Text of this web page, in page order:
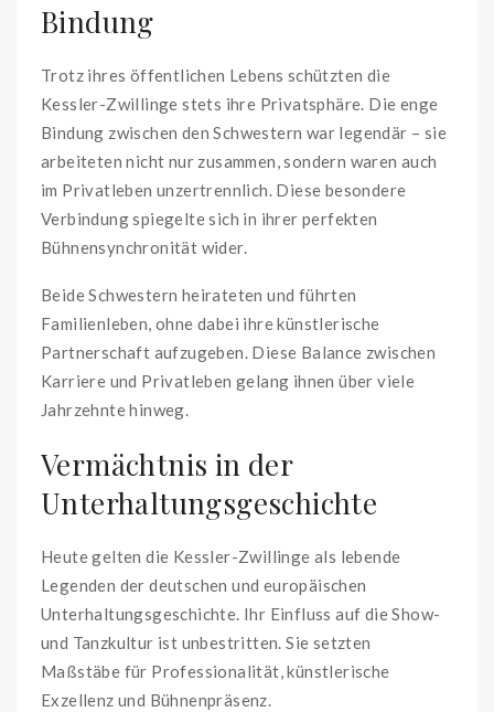
Bindung
Trotz ihres öffentlichen Lebens schützten die
Kessler-Zwillinge stets ihre Privatsphäre. Die enge
Bindung zwischen den Schwestern war legendär – sie
arbeiteten nicht nur zusammen, sondern waren auch
im Privatleben unzertrennlich. Diese besondere
Verbindung spiegelte sich in ihrer perfekten
Bühnensynchronität wider.
Beide Schwestern heirateten und führten
Familienleben, ohne dabei ihre künstlerische
Partnerschaft aufzugeben. Diese Balance zwischen
Karriere und Privatleben gelang ihnen über viele
Jahrzehnte hinweg.
Vermächtnis in der
Unterhaltungsgeschichte
Heute gelten die Kessler-Zwillinge als lebende
Legenden der deutschen und europäischen
Unterhaltungsgeschichte. Ihr Einfluss auf die Show-
und Tanzkultur ist unbestritten. Sie setzten
Maßstäbe für Professionalität, künstlerische
Exzellenz und Bühnenpräsenz.